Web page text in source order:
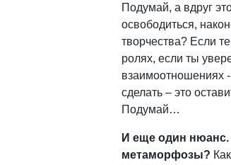
Подумай, а вдруг
освободиться,
творчества? Если
ролях, если ты
взаимоотношениях
сделать – это
Подумай…
И еще один нюанс.
метаморфозы?